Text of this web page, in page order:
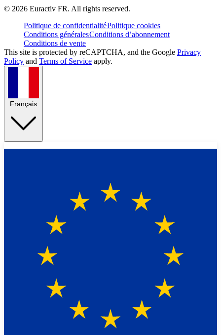
© 2026 Euractiv FR. All rights reserved.
Politique de confidentialitéPolitique cookies
Conditions généralesConditions d’abonnement
Conditions de vente
This site is protected by reCAPTCHA, and the Google Privacy
Policy and Terms of Service apply.
Français